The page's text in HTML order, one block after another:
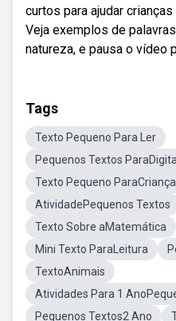
curtos para ajudar
Veja exemplos de
natureza, e pausa o vídeo
Tags
Texto Pequeno Para Ler
Pequenos Textos
Texto Pequeno
AtividadePequenos Textos
Texto Sobre aMatemática
Mini Texto ParaLeitura
TextoAnimais
Atividades Para 1
Pequenos Textos2 Ano